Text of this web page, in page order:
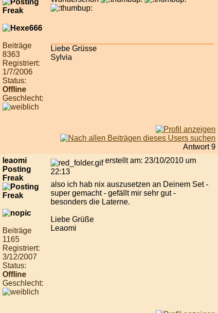
Beiträge
8363
Registriert:
1/7/2006
Status:
Offline
Geschlecht:
Liebe Grüsse
Sylvia
Antwort 9
leaomi
Posting
Freak
Beiträge
1165
Registriert:
3/12/2007
Status:
Offline
Geschlecht:
erstellt am: 23/10/2010 um
22:13
also ich hab nix auszusetzen an Deinem Set -
super gemacht - gefällt mir sehr gut -
besonders die Laterne.
Liebe Grüße
Leaomi